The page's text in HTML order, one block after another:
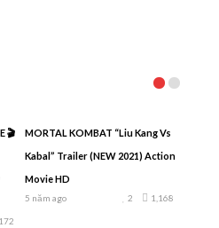
🎬
MORTAL KOMBAT “Liu Kang Vs
Kabal” Trailer (NEW 2021) Action
Movie HD
5 năm ago 1,168
2